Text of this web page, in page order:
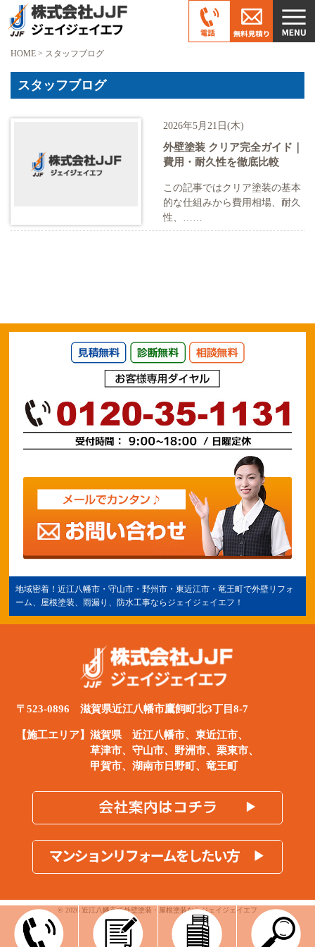
HOME > スタッフブログ
スタッフブログ
2026年5月21日(木)
外壁塗装 クリア完全ガイド｜
費用・耐久性を徹底比較
この記事ではクリア塗装の基本
的な仕組みから費用相場、耐久
性、……
地域密着！近江八幡市 ・守山市・野州市・東近江市 ・竜王町で外壁リフォ
ーム、屋根塗装、雨漏り、防水工事ならジェイジェイエフ！
〒523-0896 滋賀県近江八幡市鷹飼町北3丁目8-7
【施工エリア】滋賀県近江八幡市、東近江市、
草津市、守山市、野洲市、栗東市、
甲賀市、湖南市日野町、竜王町
© 2026 近江八幡市で外壁塗装・屋根塗装ならジェイジェイエフ